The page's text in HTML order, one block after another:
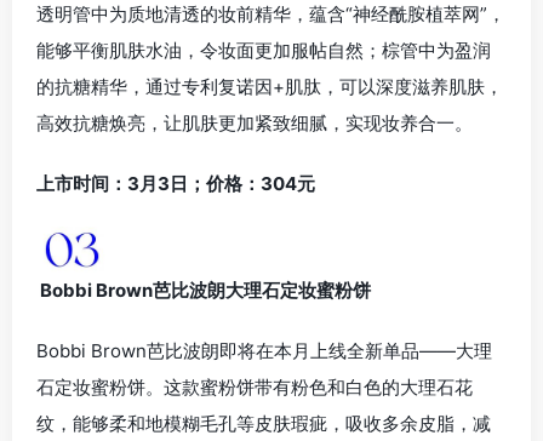
透明管中为质地清透的妆前精华，蕴含“神经酰胺植萃网”，
能够平衡肌肤水油，令妆面更加服帖自然；棕管中为盈润
的抗糖精华，通过专利复诺因+肌肽，可以深度滋养肌肤，
高效抗糖焕亮，让肌肤更加紧致细腻，实现妆养合一。
上市时间：3月3日；价格：304元
Bobbi Brown芭比波朗大理石定妆蜜粉饼
Bobbi Brown芭比波朗即将在本月上线全新单品——大理
石定妆蜜粉饼。这款蜜粉饼带有粉色和白色的大理石花
纹，能够柔和地模糊毛孔等皮肤瑕疵，吸收多余皮脂，减